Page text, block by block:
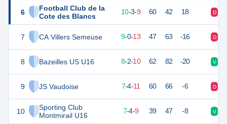
6
Football Club de la
Cote des Blancs
7 CA Villers Semeuse
8 Bazeilles US U16
9 JS Vaudoise
10
Sporting Club
Montmirail U16
33 10-3-9 60 42 18 D
27 9-0-13 47 63 -16 D
24 8-2-10 62 82 -20 V
7-4-11 60 66 -6 D
7-4-9 39 47 -8 V